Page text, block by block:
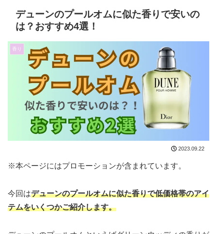
デューンのプールオムに似た香りで安いの
は？おすすめ4選！
香り
2023.09.22
※本ページにはプロモーションが含まれています。
今回はデューンのプールオムに似た香りで低価格帯のアイ
テムをいくつかご紹介します。